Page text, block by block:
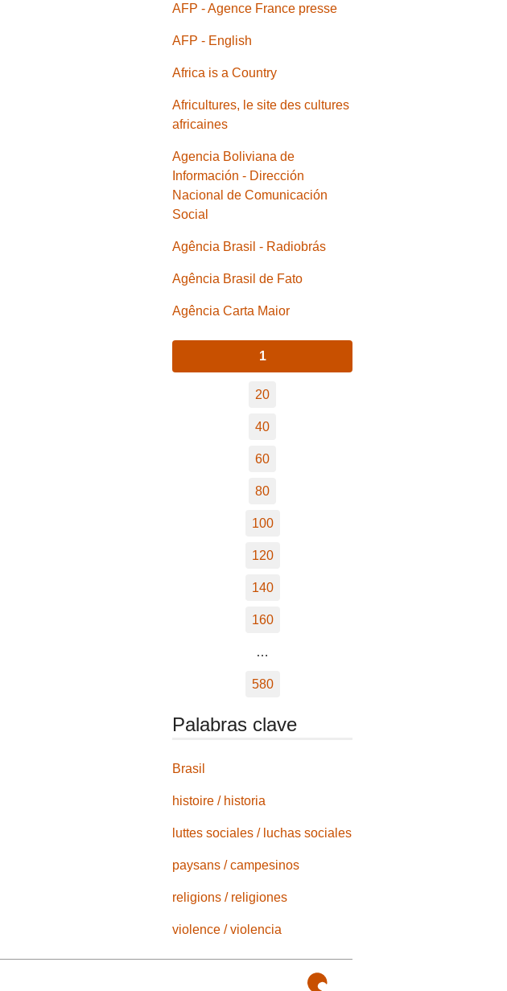
AFP - Agence France presse
AFP - English
Africa is a Country
Africultures, le site des cultures
africaines
Agencia Boliviana de
Información - Dirección
Nacional de Comunicación
Social
Agência Brasil - Radiobrás
Agência Brasil de Fato
Agência Carta Maior
1
20
40
60
80
100
120
140
160
…
580
Palabras clave
Brasil
histoire / historia
luttes sociales / luchas sociales
paysans / campesinos
religions / religiones
violence / violencia